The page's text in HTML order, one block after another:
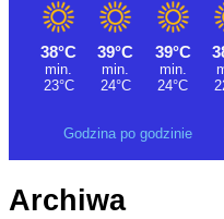
Godzina po godzinie
Archiwa